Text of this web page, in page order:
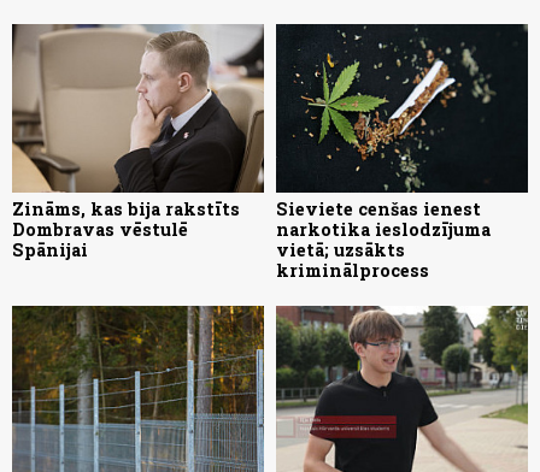
Zināms, kas bija rakstīts
Dombravas vēstulē
Spānijai
Sieviete cenšas ienest
narkotika ieslodzījuma
vietā; uzsākts
kriminālprocess